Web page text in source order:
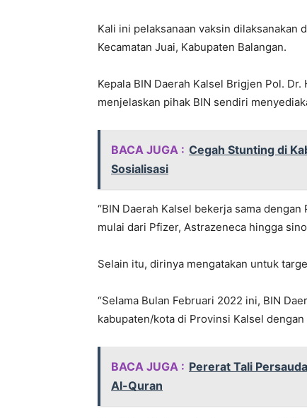
Kali ini pelaksanaan vaksin dilaksanakan
Kecamatan Juai, Kabupaten Balangan.
Kepala BIN Daerah Kalsel Brigjen Pol.
menjelaskan pihak BIN sendiri
BACA JUGA : Cegah Stunting di
Sosialisasi
“BIN Daerah Kalsel bekerja sama
mulai dari Pfizer, Astrazeneca hingga
Selain itu, dirinya mengatakan untuk
“Selama Bulan Februari 2022 ini, BIN
kabupaten/kota di Provinsi Kalsel
BACA JUGA : Pererat Tali
Al-Quran